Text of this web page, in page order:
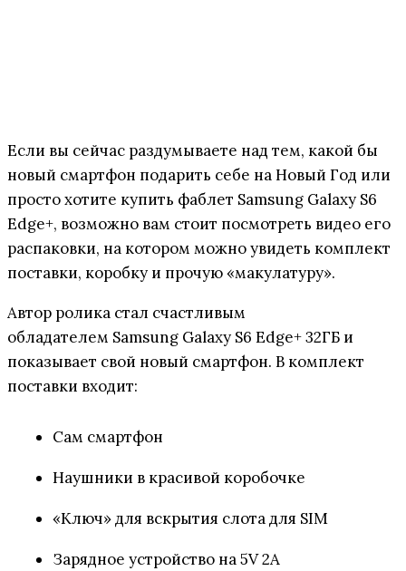
Если вы сейчас раздумываете над тем, какой бы
новый смартфон подарить себе на Новый Год или
просто хотите купить фаблет Samsung Galaxy S6
Edge+, возможно вам стоит посмотреть видео его
распаковки, на котором можно увидеть комплект
поставки, коробку и прочую «макулатуру».
Автор ролика стал счастливым
обладателем Samsung Galaxy S6 Edge+ 32ГБ и
показывает свой новый смартфон. В комплект
поставки входит:
Сам смартфон
Наушники в красивой коробочке
«Ключ» для вскрытия слота для SIM
Зарядное устройство на 5V 2A